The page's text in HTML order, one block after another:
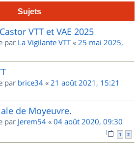
Sujets
VTT et VAE 2025
par La Vigilante VTT« 25 mai 2025,
par brice34 « 21 août 2021, 15:21
de Moyeuvre.
par Jerem54 « 04 août 2020, 09:30
1 2